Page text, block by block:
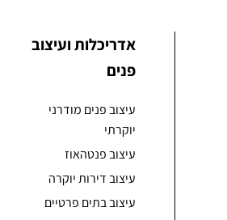
אדריכלות ועיצוב
פנים
עיצוב פנים מודרני
יוקרתי
עיצוב פנטהאוז
עיצוב דירות יוקרה
עיצוב בתים פרטיים